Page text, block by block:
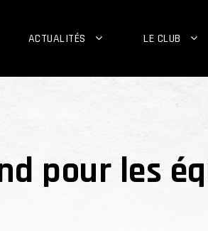
ACTUALITÉS LE CLUB
pour les